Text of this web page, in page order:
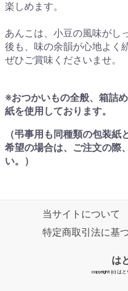
楽しめます。
あんこは、小豆の風味がし
後も、味の余韻が心地よく
ぜひご賞味くださいませ。
※おつかいもの全般、箱詰
紙を使用しております。
（弔事用も同種類の包装
希望の場合は、ご注文の際
い。）
当サイトについて
特定商取引法に基
は
copyright (c) は